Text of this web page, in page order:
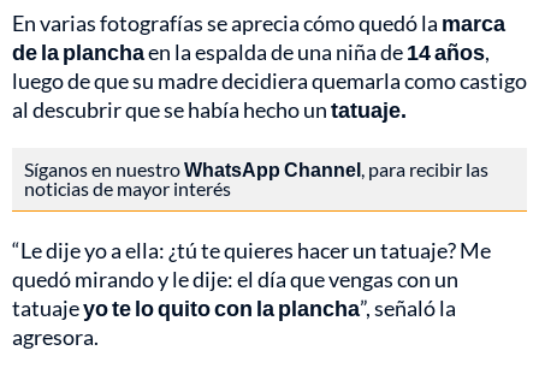
En varias fotografías se aprecia cómo quedó la marca
de la planchaen la espalda de una niña de14 años,
luego de que su madre decidiera quemarla como castigo
al descubrir que se había hecho untatuaje.
Síganos en nuestroWhatsApp Channel , para recibir las
noticias de mayor interés
“Le dije yo a ella: ¿tú te quieres hacer un tatuaje? Me
quedó mirando y le dije: el día que vengas con un
tatuajeyo te lo quito con la plancha”, señaló la
agresora.